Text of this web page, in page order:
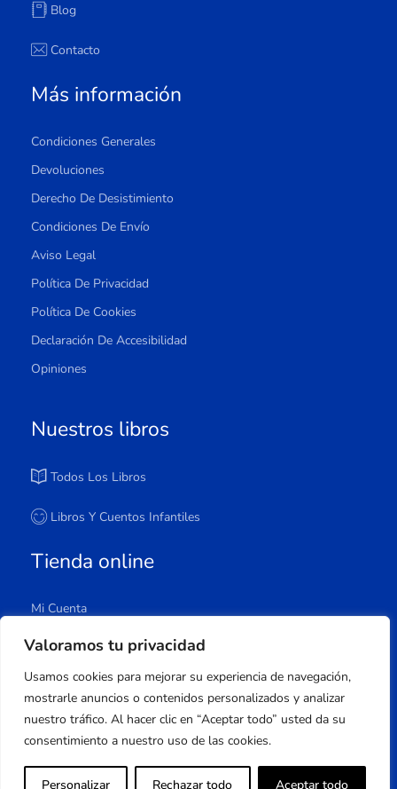
Valoramos tu privacidad
Usamos cookies para mejorar su experiencia de navegación,
mostrarle anuncios o contenidos personalizados y analizar
nuestro tráfico. Al hacer clic en “Aceptar todo” usted da su
consentimiento a nuestro uso de las cookies.
Personalizar Rechazar todo Aceptar todo
Blog
Contacto
Más información
Condiciones Generales
Devoluciones
Derecho De Desistimiento
Condiciones De Envío
Aviso Legal
Política De Privacidad
Política De Cookies
Declaración De Accesibilidad
Opiniones
Nuestros libros
Todos Los Libros
Libros Y Cuentos Infantiles
Tienda online
Mi Cuenta
Carrito
Lista De Deseos
Copyright © 2023 Apuleyo Ediciones | Desarrollo